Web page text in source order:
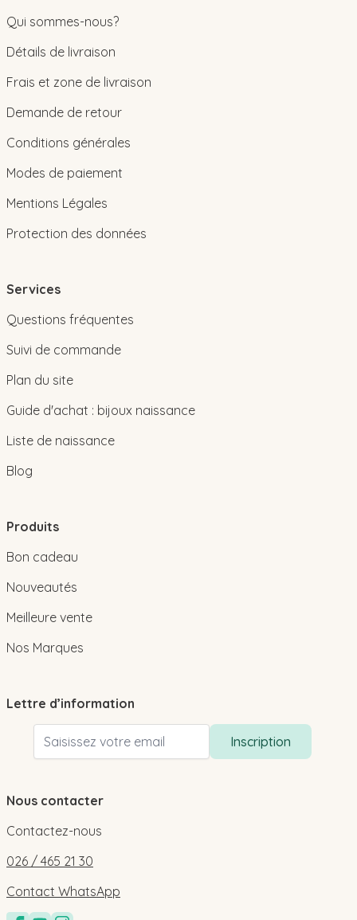
Qui sommes-nous?
Détails de livraison
Frais et zone de livraison
Demande de retour
Conditions générales
Modes de paiement
Mentions Légales
Protection des données
Services
Questions fréquentes
Suivi de commande
Plan du site
Guide d'achat : bijoux naissance
Liste de naissance
Blog
Produits
Bon cadeau
Nouveautés
Meilleure vente
Nos Marques
Lettre d’information
Adresse email
Inscription
Nous contacter
Contactez-nous
026 / 465 21 30
Contact WhatsApp